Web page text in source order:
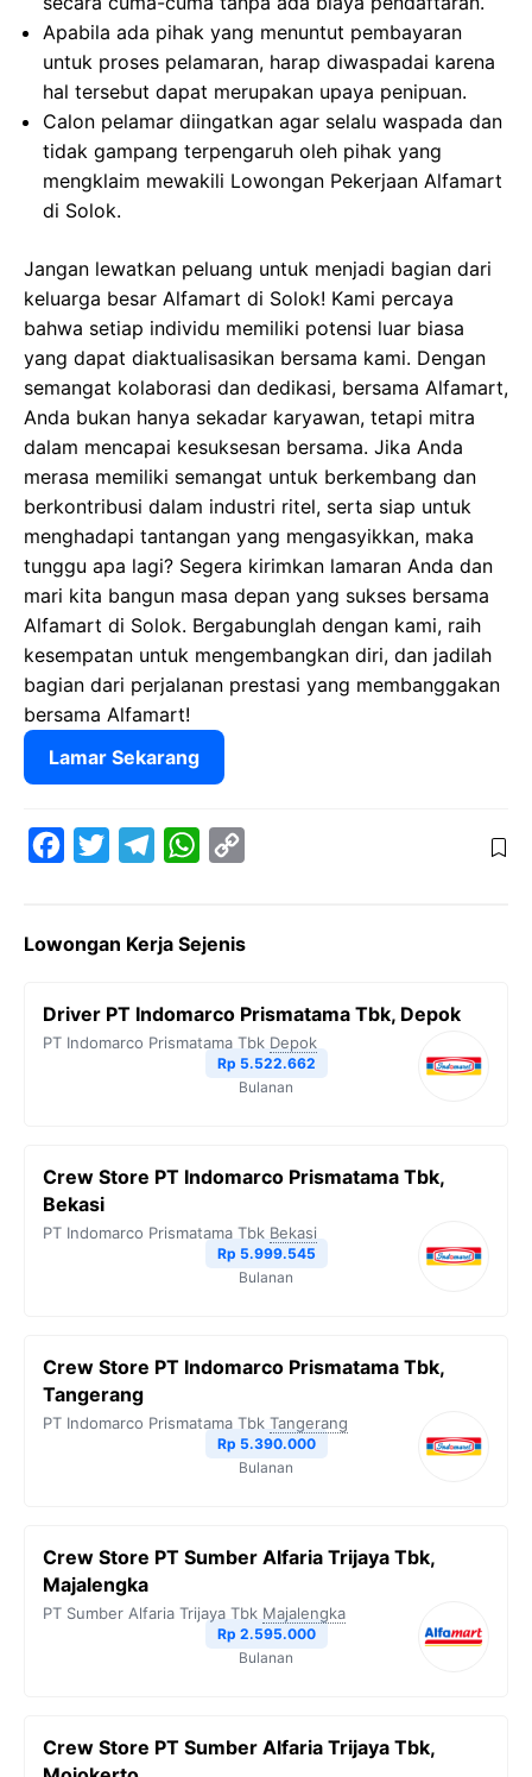
Apabila ada pihak yang menuntut pembayaran
untuk proses pelamaran, harap diwaspadai karena
hal tersebut dapat merupakan upaya penipuan.
Calon pelamar diingatkan agar selalu waspada dan
tidak gampang terpengaruh oleh pihak yang
mengklaim mewakili Lowongan Pekerjaan Alfamart
di Solok.
Jangan lewatkan peluang untuk menjadi bagian dari
keluarga besar Alfamart di Solok! Kami percaya
bahwa setiap individu memiliki potensi luar biasa
yang dapat diaktualisasikan bersama kami. Dengan
semangat kolaborasi dan dedikasi, bersama Alfamart,
Anda bukan hanya sekadar karyawan, tetapi mitra
dalam mencapai kesuksesan bersama. Jika Anda
merasa memiliki semangat untuk berkembang dan
berkontribusi dalam industri ritel, serta siap untuk
menghadapi tantangan yang mengasyikkan, maka
tunggu apa lagi? Segera kirimkan lamaran Anda dan
mari kita bangun masa depan yang sukses bersama
Alfamart di Solok. Bergabunglah dengan kami, raih
kesempatan untuk mengembangkan diri, dan jadilah
bagian dari perjalanan prestasi yang membanggakan
bersama Alfamart!
Lamar Sekarang
e
o
t
e
e
r
W
t
A
y
i
n
k
Lowongan Kerja Sejenis
Driver PT Indomarco Prismatama Tbk, Depok
PT Indomarco Prismatama Tbk Depok
Rp 5.522.662
Bulanan
Crew Store PT Indomarco Prismatama Tbk,
Bekasi
PT Indomarco Prismatama Tbk Bekasi
Rp 5.999.545
Bulanan
Crew Store PT Indomarco Prismatama Tbk,
Tangerang
PT Indomarco Prismatama Tbk Tangerang
Rp 5.390.000
Bulanan
Crew Store PT Sumber Alfaria Trijaya Tbk,
Majalengka
PT Sumber Alfaria Trijaya Tbk Majalengka
Rp 2.595.000
Bulanan
Crew Store PT Sumber Alfaria Trijaya Tbk,